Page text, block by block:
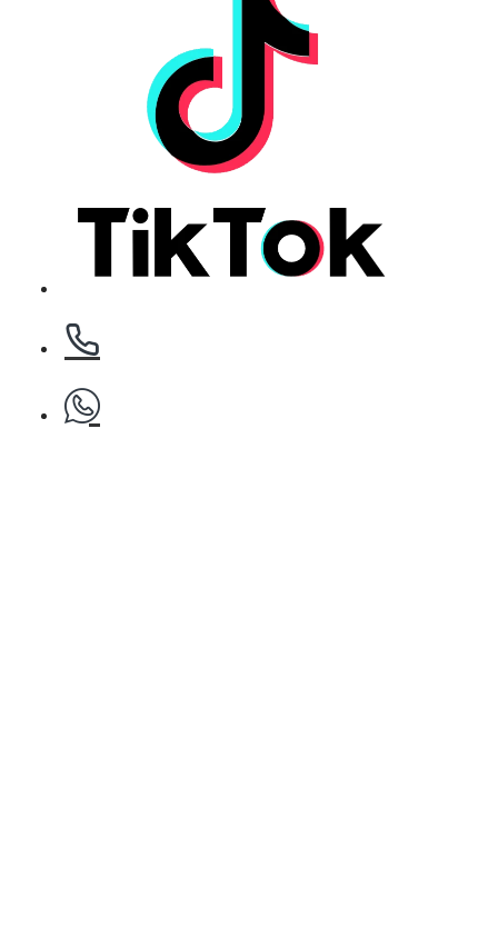
Клипс тип щъркел 1 брой
Клипс тип щъркел 1 брой